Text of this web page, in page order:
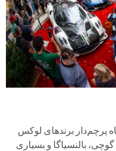
بیش از ۲۰۰ فروشگاه پرچم‌دار برندهای لوکس
گوچی، بالنسیاگا و بسیاری